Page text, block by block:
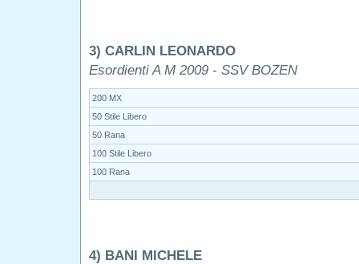
3) CARLIN LEONARDO
Esordienti A M 2009 - SSV BOZEN
200 MX
50 Stile Libero
50 Rana
100 Stile Libero
100 Rana
4) BANI MICHELE